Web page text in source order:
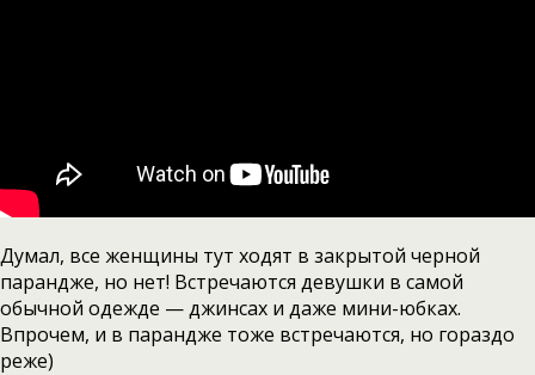
Думал, все женщины тут ходят в закрытой черной
парандже, но нет! Встречаются девушки в самой
обычной одежде — джинсах и даже мини-юбках.
Впрочем, и в парандже тоже встречаются, но гораздо
реже)